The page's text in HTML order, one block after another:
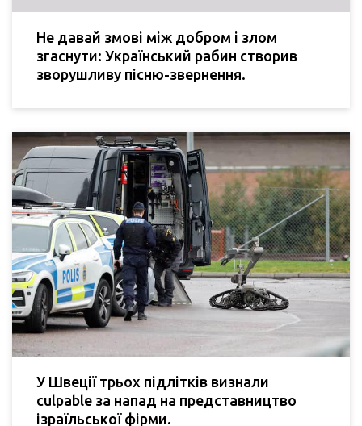
Не давай змові між добром і злом
згаснути: Український рабин створив
зворушливу пісню-звернення.
У Швеції трьох підлітків визнали
culpable за напад на представництво
ізраїльської фірми.